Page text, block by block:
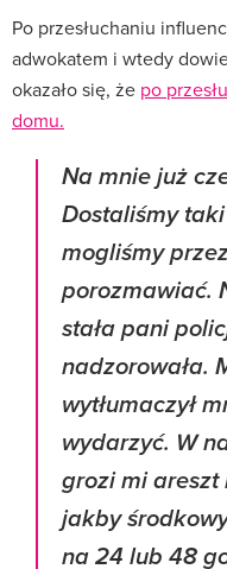
Po przesłuchaniu
adwokatem i wtedy
okazało się, że po
domu.
Na mnie już
Dostaliśmy
mogliśmy
porozmawiać.
stała pani
nadzorowała.
wytłumaczył
wydarzyć. W
grozi mi areszt
jakby
na 24 lub 48